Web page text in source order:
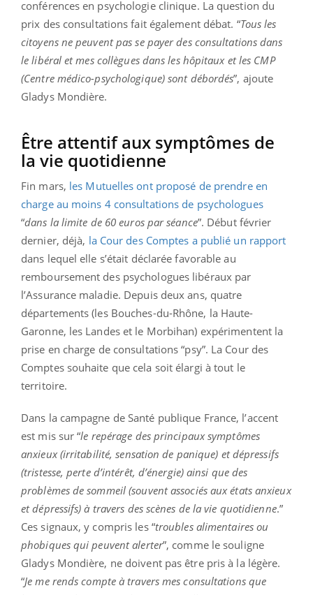
conférences en psychologie clinique. La question du
prix des consultations fait également débat. “Tous les
citoyens ne peuvent pas se payer des consultations dans
le libéral et mes collègues dans les hôpitaux et les CMP
(Centre médico-psychologique) sont débordés”, ajoute
Gladys Mondière.
Être attentif aux symptômes de
la vie quotidienne
Fin mars, les Mutuelles ont proposé de prendre en
charge au moins 4 consultations de psychologues
“dans la limite de 60 euros par séance”. Début février
dernier, déjà, la Cour des Comptes a publié un rapport
dans lequel elle s’était déclarée favorable au
remboursement des psychologues libéraux par
l’Assurance maladie. Depuis deux ans, quatre
départements (les Bouches-du-Rhône, la Haute-
Garonne, les Landes et le Morbihan) expérimentent la
prise en charge de consultations “psy”. La Cour des
Comptes souhaite que cela soit élargi à tout le
territoire.
Dans la campagne de Santé publique France, l’accent
est mis sur “le repérage des principaux symptômes
anxieux (irritabilité, sensation de panique) et dépressifs
(tristesse, perte d’intérêt, d’énergie) ainsi que des
problèmes de sommeil (souvent associés aux états anxieux
et dépressifs) à travers des scènes de la vie quotidienne.”
Ces signaux, y compris les “troubles alimentaires ou
phobiques qui peuvent alerter”, comme le souligne
Gladys Mondière, ne doivent pas être pris à la légère.
“Je me rends compte à travers mes consultations que